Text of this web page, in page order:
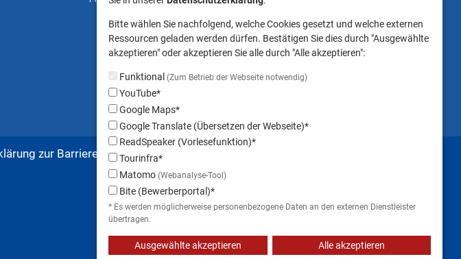
gestattet ist.
zur Barrierefreiheit
Impressum
Bitte wählen Sie nachfolgend, welche Cookies gesetzt und welche externen
Ressourcen geladen werden dürfen. Bestätigen Sie dies durch "Ausgewählte
akzeptieren" oder akzeptieren Sie alle durch "Alle akzeptieren":
Funktional (Zum Betrieb der Webseite notwendig)
YouTube*
Google Maps*
Google Translate (Übersetzen der Webseite)*
ReadSpeaker (Vorlesefunktion)*
Tourinfra*
Matomo (Webanalyse-Tool)
Bite (Bewerberportal)*
* Es werden möglicherweise personenbezogene Daten an den externen Dienstleister
übertragen.
Ausgewählte akzeptieren Alle akzeptieren